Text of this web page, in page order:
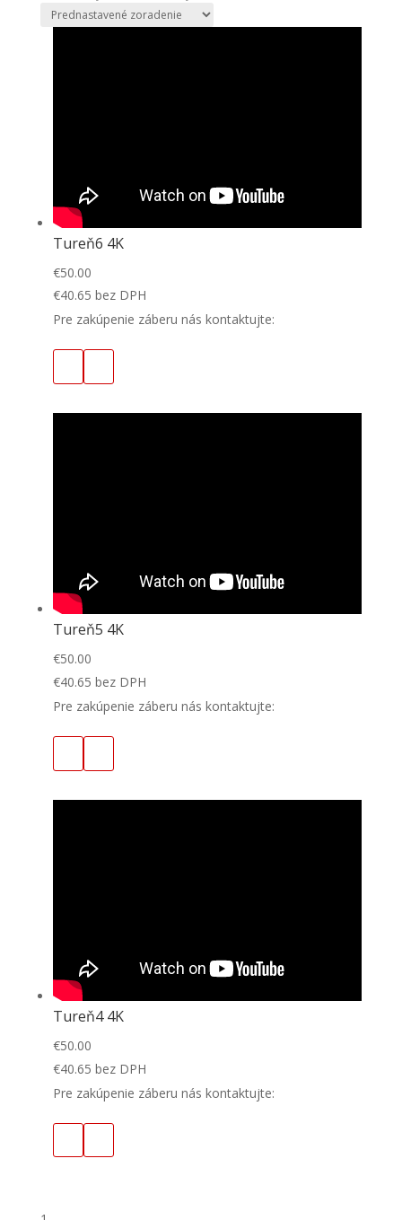
Tureň6 4K
€50.00
€40.65 bez DPH
Pre zakúpenie záberu nás kontaktujte:
Tureň5 4K
€50.00
€40.65 bez DPH
Pre zakúpenie záberu nás kontaktujte:
Tureň4 4K
€50.00
€40.65 bez DPH
Pre zakúpenie záberu nás kontaktujte: